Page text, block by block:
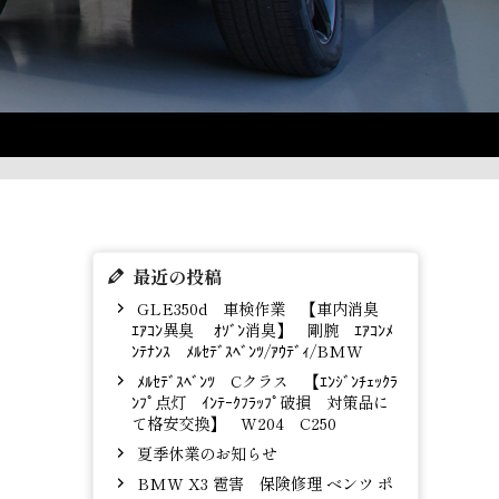
最近の投稿
GLE350d 車検作業 【車内消臭
ｴｱｺﾝ異臭 ｵｿﾞﾝ消臭】 剛腕 ｴｱｺﾝﾒ
ﾝﾃﾅﾝｽ ﾒﾙｾﾃﾞｽﾍﾞﾝﾂ/ｱｳﾃﾞｨ/BMW
ﾒﾙｾﾃﾞｽﾍﾞﾝﾂ Cクラス 【ｴﾝｼﾞﾝﾁｪｯｸﾗ
ﾝﾌﾟ点灯 ｲﾝﾃｰｸﾌﾗｯﾌﾟ破損 対策品に
て格安交換】 W204 C250
夏季休業のお知らせ
BMW X3 雹害 保険修理 ベンツ ポ